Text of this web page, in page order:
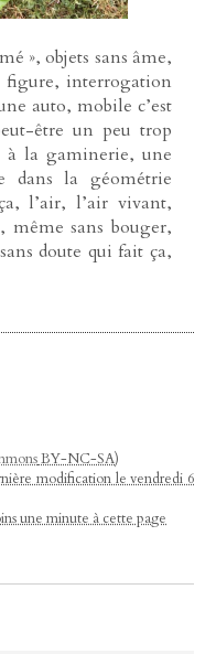
», objets sans âme,
figure, interrogation
auto, mobile c’est
être un peu trop
à la gaminerie, une
dans la géométrie
l’air, l’air vivant,
même sans bouger,
doute qui fait ça,
BY-NC-SA)
modification le vendredi 6
une minute à cette page